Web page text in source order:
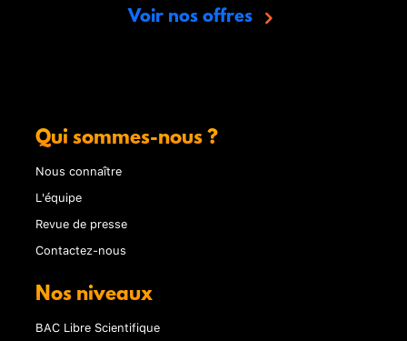
Voir nos offres
Qui sommes-nous ?
Nous connaître
L'équipe
Revue de presse
Contactez-nous
Nos niveaux
BAC Libre Scientifique